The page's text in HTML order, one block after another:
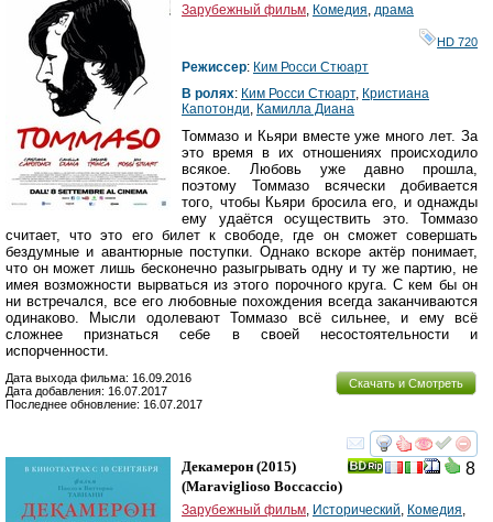
Зарубежный фильм, Комедия, драма
HD 720
Режиссер: Ким Росси Стюарт
В ролях: Ким Росси Стюарт, Кристиана
Капотонди, Камилла Диана
Томмазо и Кьяри вместе уже много лет. За
это время в их отношениях происходило
всякое. Любовь уже давно прошла,
поэтому Томмазо всячески добивается
того, чтобы Кьяри бросила его, и однажды
ему удаётся осуществить это. Томмазо
считает, что это его билет к свободе, где он сможет совершать
бездумные и авантюрные поступки. Однако вскоре актёр понимает,
что он может лишь бесконечно разыгрывать одну и ту же партию, не
имея возможности вырваться из этого порочного круга. С кем бы он
ни встречался, все его любовные похождения всегда заканчиваются
одинаково. Мысли одолевают Томмазо всё сильнее, и ему всё
сложнее признаться себе в своей несостоятельности и
испорченности.
Скачать и Смотреть
Дата выхода фильма: 16.09.2016
Дата добавления: 16.07.2017
Последнее обновление: 16.07.2017
смотреть
8
Декамерон (2015)
(Maraviglioso Boccaccio)
Зарубежный фильм Исторический Комедия